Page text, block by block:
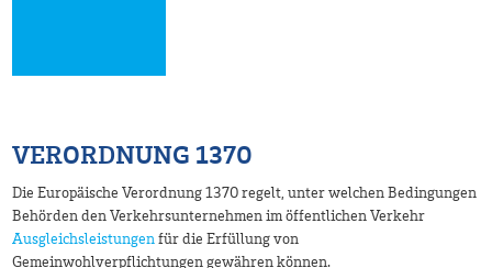
VERORDNUNG 1370
Die Europäische Verordnung 1370 regelt, unter welchen Bedingungen
Behörden den Verkehrsunternehmen im öffentlichen Verkehr
Ausgleichsleistungen für die Erfüllung von
Gemeinwohlverpflichtungen gewähren können.